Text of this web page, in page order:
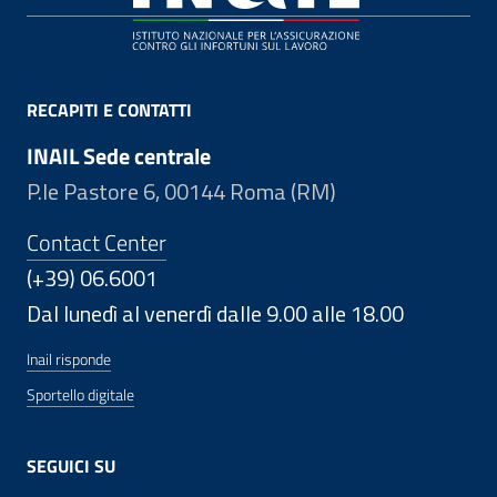
RECAPITI E CONTATTI
INAIL Sede centrale
P.le Pastore 6, 00144 Roma (RM)
Contact Center
(+39) 06.6001
Dal lunedì al venerdì dalle 9.00 alle 18.00
Inail risponde
Sportello digitale
SEGUICI SU